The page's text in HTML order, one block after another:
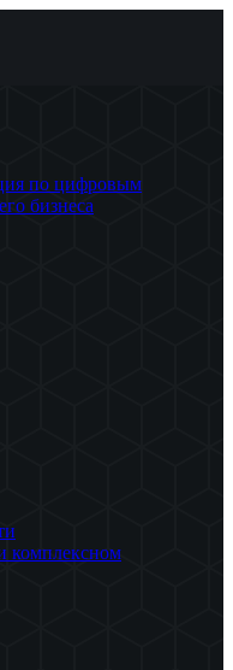
по цифровым
бизнеса
комплексном